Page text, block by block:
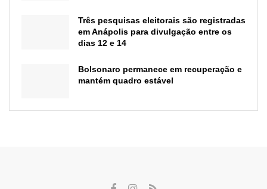
Três pesquisas eleitorais são registradas
em Anápolis para divulgação entre os
dias 12 e 14
Bolsonaro permanece em recuperação e
mantém quadro estável